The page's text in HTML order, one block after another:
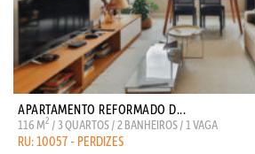
APARTAMENTO REFORMADO D...
116 M2 / 3 QUARTOS / 2 BANHEIROS / 1 VAGA
RU: 10057 - PERDIZES